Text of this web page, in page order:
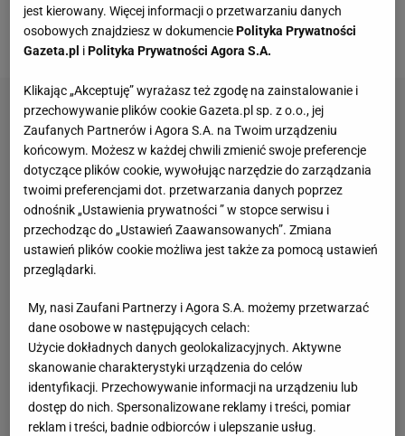
to zmienia, dogrywa, opisuje - opisywał kulisy swoich
profili Małysz.
jest kierowany. Więcej informacji o przetwarzaniu danych
osobowych znajdziesz w dokumenciePolityka Prywatności
Gazeta.pl iPolityka Prywatności Agora S.A.
Klikając „Akceptuję” wyrażasz też zgodę na zainstalowanie i
przechowywanie plików cookie Gazeta.pl sp. z o.o., jej
Zaufanych Partnerów i Agora S.A. na Twoim urządzeniu
końcowym. Możesz w każdej chwili zmienić swoje preferencje
dotyczące plików cookie, wywołując narzędzie do zarządzania
twoimi preferencjami dot. przetwarzania danych poprzez
odnośnik „Ustawienia prywatności ” w stopce serwisu i
przechodząc do „Ustawień Zaawansowanych”. Zmiana
ustawień plików cookie możliwa jest także za pomocą ustawień
przeglądarki.
My, nasi Zaufani Partnerzy i Agora S.A. możemy przetwarzać
dane osobowe w następujących celach:
Użycie dokładnych danych geolokalizacyjnych. Aktywne
skanowanie charakterystyki urządzenia do celów
identyfikacji. Przechowywanie informacji na urządzeniu lub
dostęp do nich. Spersonalizowane reklamy i treści, pomiar
reklam i treści, badnie odbiorców i ulepszanie usług.